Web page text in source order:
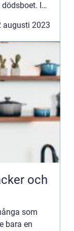
I
augusti 2023
och
som
bara en